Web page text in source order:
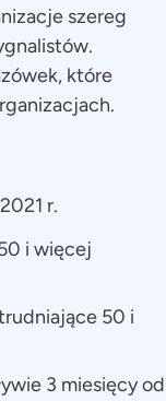
szereg
które
r.
i więcej
50 i
3 miesięcy od